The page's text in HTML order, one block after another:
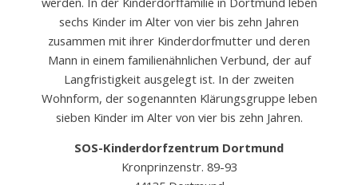
sechs Kinder im Alter von vier bis zehn Jahren
zusammen mit ihrer Kinderdorfmutter und deren
Mann in einem familienähnlichen Verbund, der auf
Langfristigkeit ausgelegt ist. In der zweiten
Wohnform, der sogenannten Klärungsgruppe leben
sieben Kinder im Alter von vier bis zehn Jahren.
SOS-Kinderdorfzentrum Dortmund
Kronprinzenstr. 89-93